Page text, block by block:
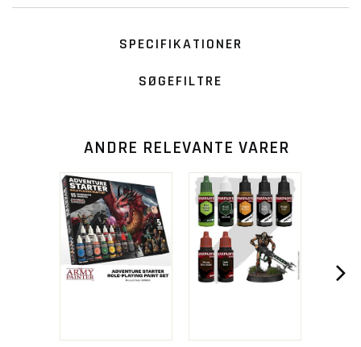
SPECIFIKATIONER
SØGEFILTRE
ANDRE RELEVANTE VARER